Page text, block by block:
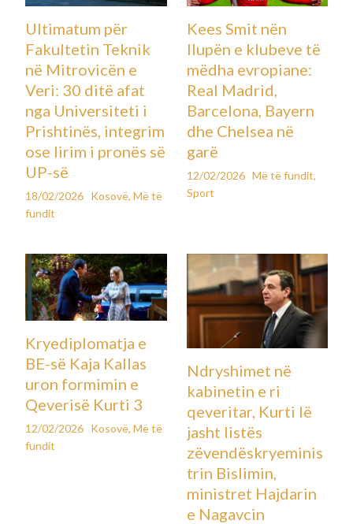
Ultimatum për
Fakultetin Teknik
në Mitrovicën e
Veri: 30 ditë afat
nga Universiteti i
Prishtinës, integrim
ose lirim i pronës së
UP-së
18/02/2026 Kosovë,Më të
fundit
Kees Smit nën
llupën e klubeve të
mëdha evropiane:
Real Madrid,
Barcelona, Bayern
dhe Chelsea në
garë
12/02/2026 Më të fundit,
Sport
Kryediplomatja e
BE-së Kaja Kallas
uron formimin e
Qeverisë Kurti 3
12/02/2026 Kosovë,Më të
fundit
Ndryshimet në
kabinetin e ri
qeveritar, Kurti lë
jasht listës
zëvendëskryeminis
trin Bislimin,
ministret Hajdarin
e Nagavcin